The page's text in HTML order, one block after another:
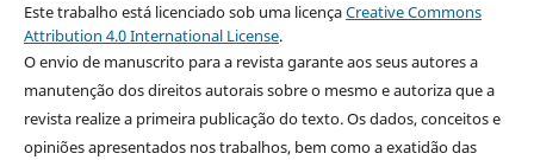
Este trabalho está licenciado sob uma licençaCreative Commons
Attribution 4.0 International License.
O envio de manuscrito para a revista garante aos seus autores a
manutenção dos direitos autorais sobre o mesmo e autoriza que a
revista realize a primeira publicação do texto. Os dados, conceitos e
opiniões apresentados nos trabalhos, bem como a exatidão das